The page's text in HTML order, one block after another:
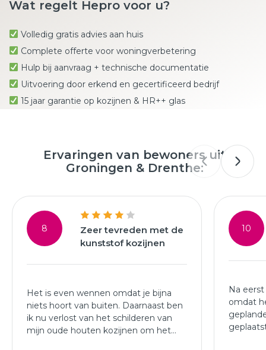
Wat regelt Hepro voor u?
Volledig gratis advies aan huis
Complete offerte voor woningverbetering
Hulp bij aanvraag + technische documentatie
Uitvoering door erkend en gecertificeerd bedrijf
15 jaar garantie op kozijnen & HR++ glas
Ervaringen van bewoners uit
Groningen & Drenthe:
8
Zeer tevreden met de
kunststof kozijnen
Het is even wennen omdat je bijna
niets hoort van buiten. Daarnaast ben
ik nu verlost van het schilderen van
mijn oude houten kozijnen om het
10
Na
omdat